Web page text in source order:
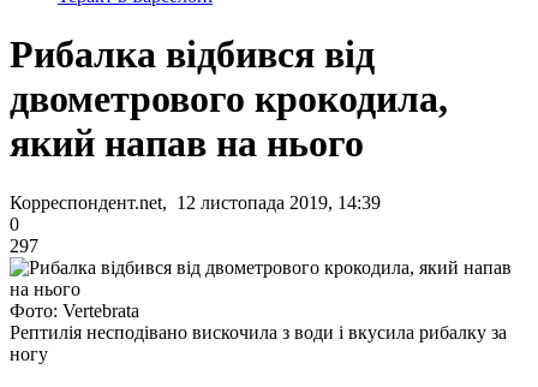
Рибалка відбився від
двометрового крокодила,
який напав на нього
Корреспондент.net, 12 листопада 2019, 14:39
0
297
Фото: Vertebrata
Рептилія несподівано вискочила з води і вкусила рибалку за
ногу